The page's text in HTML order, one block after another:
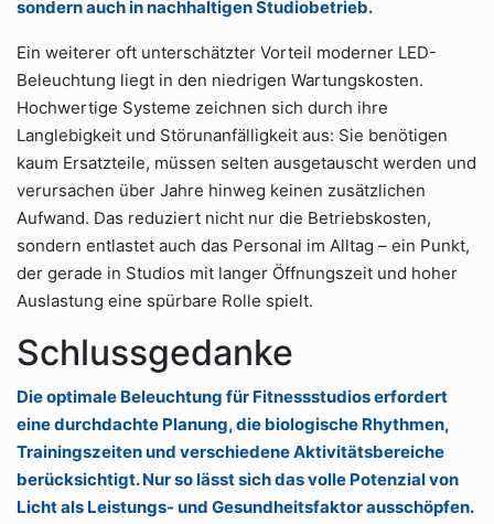
sondern auch in nachhaltigen Studiobetrieb.
Ein weiterer oft unterschätzter Vorteil moderner LED-
Beleuchtung liegt in den niedrigen Wartungskosten.
Hochwertige Systeme zeichnen sich durch ihre
Langlebigkeit und Störunanfälligkeit aus: Sie benötigen
kaum Ersatzteile, müssen selten ausgetauscht werden und
verursachen über Jahre hinweg keinen zusätzlichen
Aufwand. Das reduziert nicht nur die Betriebskosten,
sondern entlastet auch das Personal im Alltag – ein Punkt,
der gerade in Studios mit langer Öffnungszeit und hoher
Auslastung eine spürbare Rolle spielt.
Schlussgedanke
Die optimale Beleuchtung für Fitnessstudios erfordert
eine durchdachte Planung, die biologische Rhythmen,
Trainingszeiten und verschiedene Aktivitätsbereiche
berücksichtigt. Nur so lässt sich das volle Potenzial von
Licht als Leistungs- und Gesundheitsfaktor ausschöpfen.